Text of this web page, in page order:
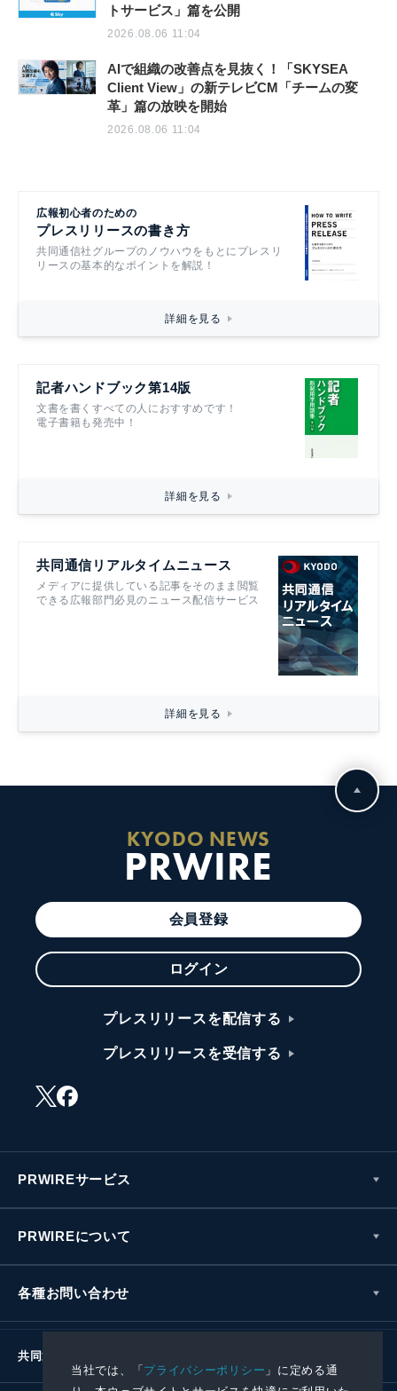
当社では、「プライバシーポリシー 」に定める通
トサービス」篇を公開
2026.08.06 11:04
AIで組織の改善点を見抜く！「SKYSEA
Client View」の新テレビCM「チームの変
革」篇の放映を開始
2026.08.06 11:04
広報初心者のための
プレスリリースの書き方
共同通信社グループのノウハウをもとにプレスリ
リースの基本的なポイントを解説！
詳細を見る
記者ハンドブック第14版
文書を書くすべての人におすすめです！
電子書籍も発売中！
詳細を見る
共同通信リアルタイムニュース
メディアに提供している記事をそのまま閲覧
できる広報部門必見のニュース配信サービス
詳細を見る
KYODO NEWS
PRWIRE
会員登録
ログイン
プレスリリースを配信する
プレスリリースを受信する
PRWIREサービス
PRWIREについて
各種お問い合わせ
共同通信社グループ